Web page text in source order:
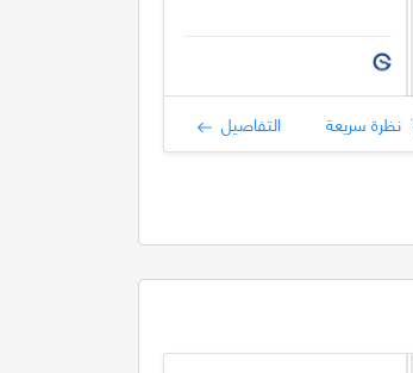
نظرة سريعة التفاصيل